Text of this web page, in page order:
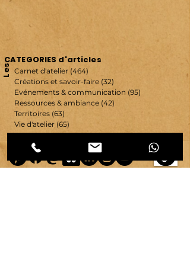
Carnet d'atelier (464)
Créations et savoir-faire (32)
Evénements & communication (95)
Ressources & ambiance (42)
Territoires (63)
Vie d'atelier (65)
Les
CATEGORIES d'articles